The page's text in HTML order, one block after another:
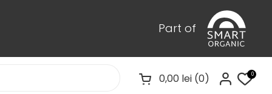
Part of
Deschideți coșul
0,00 lei 0 0